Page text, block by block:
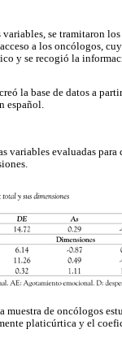
se tramitaron
a los oncólogos,
y se recogió la
la base de datos a
español.
variables evaluadas
muestra de oncólogos
platicúrtica y el